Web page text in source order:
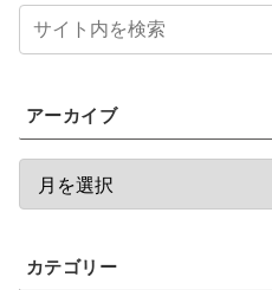
アーカイブ
カテゴリー